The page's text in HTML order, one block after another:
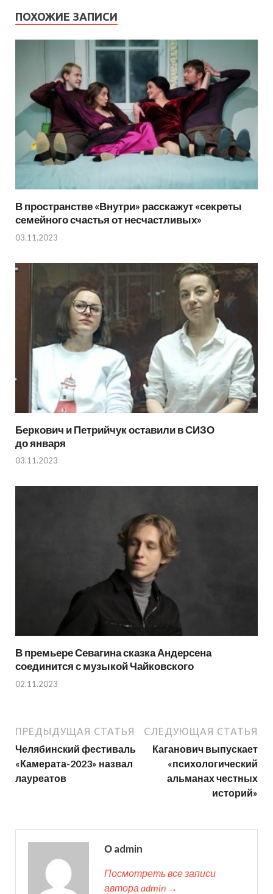
ПОХОЖИЕ ЗАПИСИ
В пространстве «Внутри» расскажут «секреты
семейного счастья от несчастливых»
03.11.2023
Беркович и Петрийчук оставили в СИЗО
до января
03.11.2023
В премьере Севагина сказка Андерсена
соединится с музыкой Чайковского
02.11.2023
ПРЕДЫДУЩАЯ СТАТЬЯ
Челябинский фестиваль
«Камерата-2023» назвал
лауреатов
СЛЕДУЮЩАЯ СТАТЬЯ
Каганович выпускает
«психологический
альманах честных
историй»
О admin
Посмотреть все записи
автора admin →